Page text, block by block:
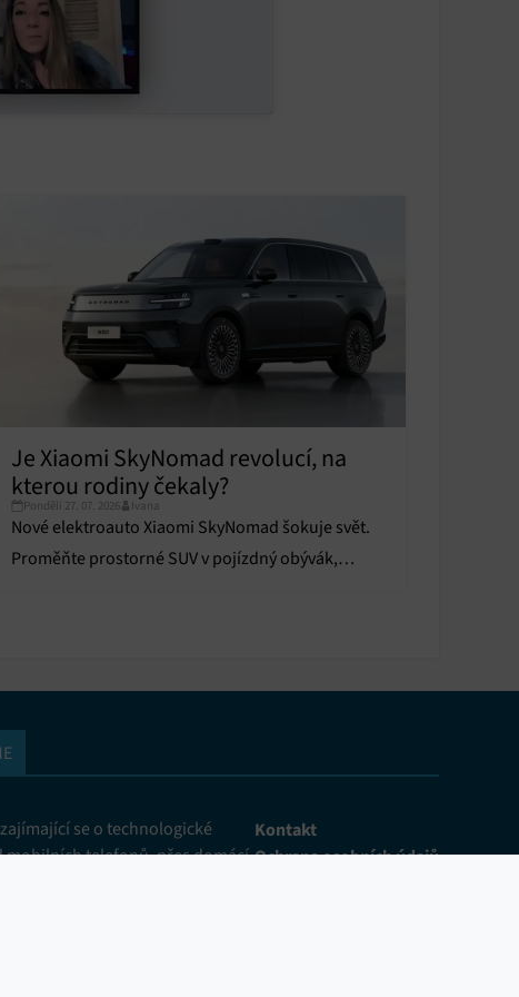
Je Xiaomi SkyNomad revolucí, na
kterou rodiny čekaly?
Pondělí 27. 07. 2026 Ivana
Nové elektroauto Xiaomi SkyNomad šokuje svět.
Proměňte prostorné SUV v pojízdný obývák,
se o technologické
mobilních telefonů, přes domácí
Kontakt
Ochrana osobních údajů